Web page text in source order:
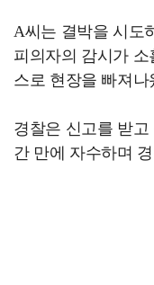
A씨는 결박을 시도
피의자의 감시가
스로 현장을 빠져나
경찰은 신고를 받고
간 만에 자수하며